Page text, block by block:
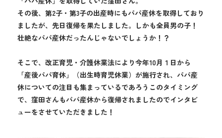
その後、第2子・第3子の出産時にもパパ産休を取得しており
ましたが、先日復帰を果たしました。しかも全員男の子！
壮絶なパパ産休だったんじゃないでしょうか！？
そこで、改正育児・介護休業法により今年10月１日から
「産後パパ育休」（出生時育児休業）が施行され、パパ産
休についての注目も集まっているであろうこのタイミング
で、窪田さんもパパ産休から復帰されましたのでインタビ
ューをさせていただきました！